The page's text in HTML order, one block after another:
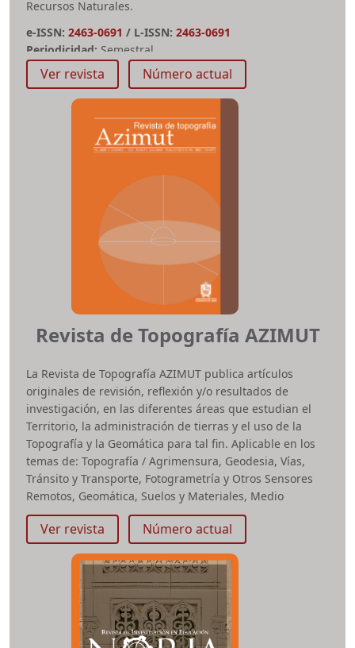
Recursos Naturales.
e-ISSN:2463-0691 / L-ISSN:2463-0691
Periodicidad: Semestral
Facultad:Medio Ambiente y Recursos Naturales
semillasambientales@udistrital.edu.co
Ver revista Número actual
Revista de Topografía AZIMUT
La Revista de Topografía AZIMUT publica artículos
originales de revisión, reflexión y/o resultados de
investigación, en las diferentes áreas que estudian el
Territorio, la administración de tierras y el uso de la
Topografía y la Geomática para tal fin. Aplicable en los
temas de: Topografía / Agrimensura, Geodesia, Vías,
Tránsito y Transporte, Fotogrametría y Otros Sensores
Remotos, Geomática, Suelos y Materiales, Medio
Ambiente, Territorio, Astronomía y Ciencias forenses.
Esta revista pretende dinamizar la discusión científica
en torno al Territorio y su transformación.
ISSN impreso:1909-647X
2346-1055
Periodicidad: Anual
Área temática:Topografía y Geomática
Ver revista Número actual